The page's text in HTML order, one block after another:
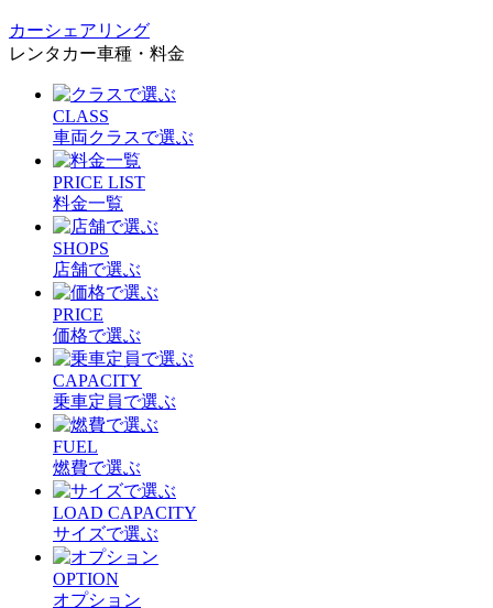
カーシェアリング
レンタカー車種・料金
CLASS
車両クラスで選ぶ
PRICE LIST
料金一覧
SHOPS
店舗で選ぶ
PRICE
価格で選ぶ
CAPACITY
乗車定員で選ぶ
FUEL
燃費で選ぶ
LOAD CAPACITY
サイズで選ぶ
OPTION
オプション